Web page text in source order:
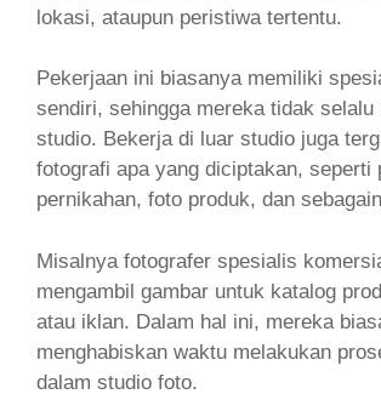
lokasi, ataupun peristiwa tertentu.
Pekerjaan ini biasanya memiliki
sendiri, sehingga mereka tidak selalu
studio. Bekerja di luar studio juga
fotografi apa yang diciptakan, seperti
pernikahan, foto produk, dan
Misalnya fotografer spesialis
mengambil gambar untuk katalog
atau iklan. Dalam hal ini, mereka
menghabiskan waktu melakukan
dalam studio foto.